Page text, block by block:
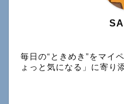
毎日の“ときめき”をマイ
ょっと気になる」に寄り